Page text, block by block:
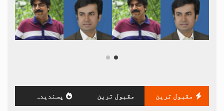
مقبول ترین مقبول ترین پسندیدہ